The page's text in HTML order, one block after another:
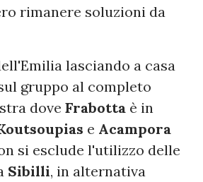
rimanere soluzioni da
lasciando a casa
gruppo al completo
dove Frabotta è in
e Acampora
si esclude l'utilizzo delle
Sibilli, in alternativa